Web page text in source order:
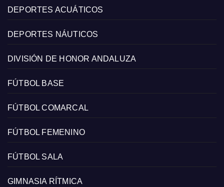
DEPORTES ACUÁTICOS
DEPORTES NÁUTICOS
DIVISIÓN DE HONOR ANDALUZA
FÚTBOL BASE
FÚTBOL COMARCAL
FÚTBOL FEMENINO
FÚTBOL SALA
GIMNASIA RÍTMICA